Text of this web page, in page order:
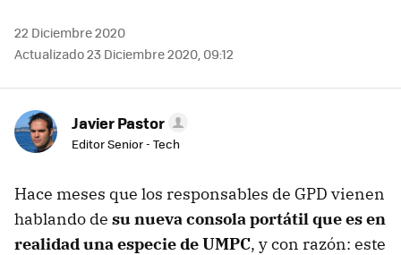
22 Diciembre 2020
Actualizado 23 Diciembre 2020, 09:12
Javier Pastor
Editor Senior - Tech
Hace meses que los responsables de GPD vienen
hablando de su nueva consola portátil que es en
realidad una especie de UMPC, y con razón: este